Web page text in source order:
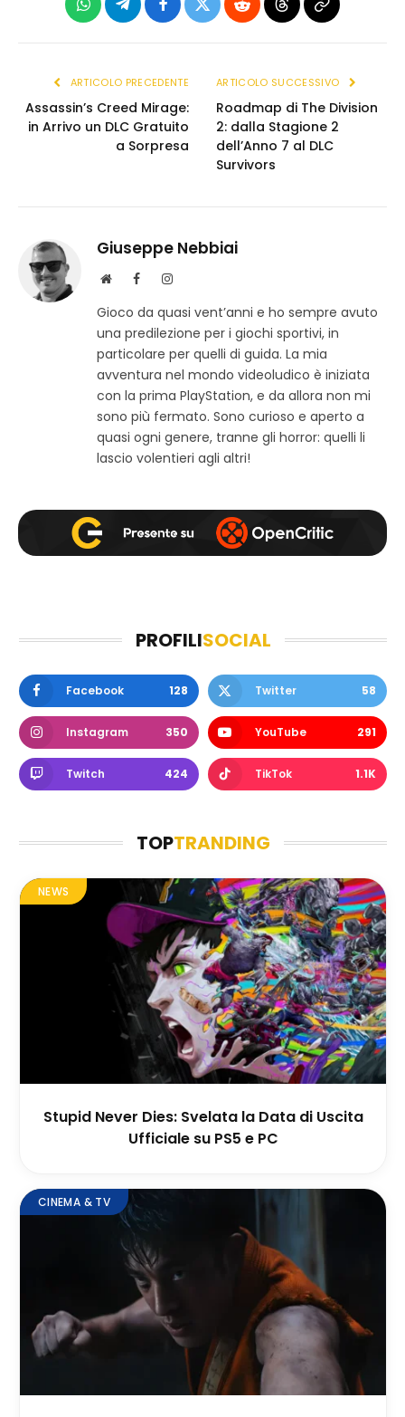
WhatsAppTelegramFacebook
X
RedditThreadsCopia
ARTICOLO PRECEDENTE
Assassin’s Creed Mirage:
in Arrivo un DLC Gratuito
a Sorpresa
ARTICOLO SUCCESSIVO
Roadmap di The Division
2: dalla Stagione 2
dell’Anno 7 al DLC
Survivors
Giuseppe Nebbiai
S
t
o
w
F
c
e
b
k
I
s
t
a
m
Gioco da quasi vent’anni e ho sempre avuto
una predilezione per i giochi sportivi, in
particolare per quelli di guida. La mia
avventura nel mondo videoludico è iniziata
con la prima PlayStation, e da allora non mi
sono più fermato. Sono curioso e aperto a
quasi ogni genere, tranne gli horror: quelli li
lascio volentieri agli altri!
PROFILISOCIAL
Facebook 128 Twitter 58
Instagram 350 YouTube 291
Twitch 424 TikTok 1.1K
TOPTRANDING
NEWS
Stupid Never Dies: Svelata la Data di Uscita
Ufficiale su PS5 e PC
CINEMA & TV